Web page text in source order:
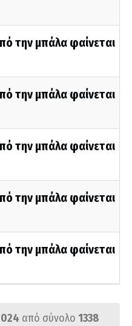
την μπάλα φαίνεται
την μπάλα φαίνεται
την μπάλα φαίνεται
την μπάλα φαίνεται
την μπάλα φαίνεται
από σύνολο 1338